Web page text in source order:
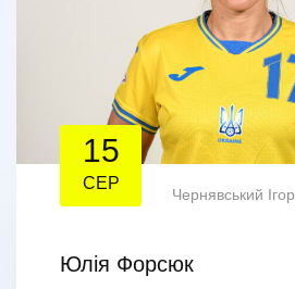
15
СЕР
Чернявський Ігор
Юлія Форсюк